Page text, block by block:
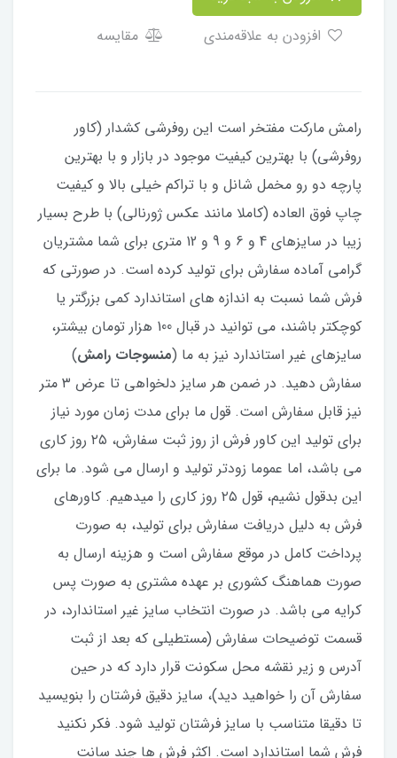
مقایسه
رامش مارکت مفتخر است این روفرشی کشدار (کاور
روفرشی) با بهترین کیفیت موجود در بازار و با بهترین
پارچه دو رو مخمل شانل و با تراکم خیلی بالا و کیفیت
چاپ فوق العاده (کاملا مانند عکس ژورنالی) با طرح بسیار
زیبا در سایزهای 4 و 6 و 9 و 12 متری برای شما مشتریان
گرامی آماده سفارش برای تولید کرده است. در صورتی که
فرش شما نسبت به اندازه های استاندارد کمی بزرگتر یا
کوچکتر باشند، می توانید در قبال 100 هزار تومان بیشتر،
سایزهای غیر استاندارد نیز به ما (منسوجات رامش)
سفارش دهید. در ضمن هر سایز دلخواهی تا عرض ۳ متر
نیز قابل سفارش است. قول ما برای مدت زمان مورد نیاز
برای تولید این کاور فرش از روز ثبت سفارش، ۲۵ روز کاری
می باشد، اما عموما زودتر تولید و ارسال می شود. ما برای
این بدقول نشیم، قول ۲۵ روز کاری را میدهیم. کاورهای
فرش به دلیل دریافت سفارش برای تولید، به صورت
پرداخت کامل در موقع سفارش است و هزینه ارسال به
صورت هماهنگ کشوری بر عهده مشتری به صورت پس
کرایه می باشد. در صورت انتخاب سایز غیر استاندارد، در
قسمت توضیحات سفارش (مستطیلی که بعد از ثبت
آدرس و زیر نقشه محل سکونت قرار دارد که در حین
سفارش آن را خواهید دید)، سایز دقیق فرشتان را بنویسید
تا دقیقا متناسب با سایز فرشتان تولید شود. فکر نکنید
فرش شما استاندارد است. اکثر فرش ها چند سانت